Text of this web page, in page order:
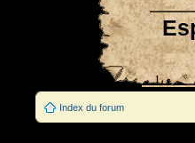
Index du forum